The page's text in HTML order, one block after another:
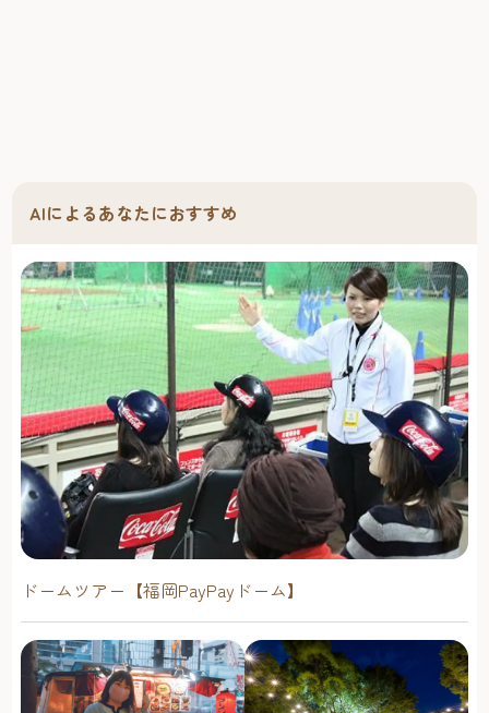
AIによるあなたにおすすめ
ドームツアー【福岡PayPayドーム】